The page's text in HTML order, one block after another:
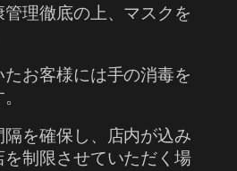
管理徹底の上、マスクを
たお客様には手の消毒を
隔を確保し、店内が込み
制限させていただく場